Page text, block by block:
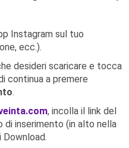
Instagram sul tuo
ecc.).
desideri scaricare e tocca
continua a premere
.
, incolla il link del
inserimento (in alto nella
Download.